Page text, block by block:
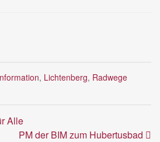
, Lichtenberg, Radwege
Alle
PM der BIM zum Hubertusbad